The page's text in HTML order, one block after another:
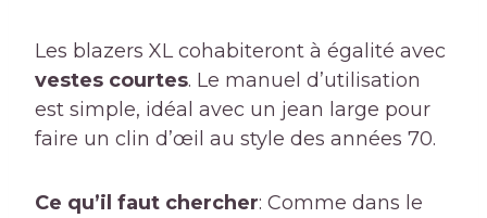
Les blazers XL cohabiteront à égalité avec
vestes courtes. Le manuel d’utilisation
est simple, idéal avec un jean large pour
faire un clin d’œil au style des années 70.
Ce qu’il faut chercher: Comme dans le